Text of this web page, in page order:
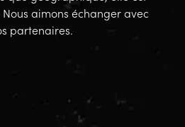
aimons échanger avec
partenaires.